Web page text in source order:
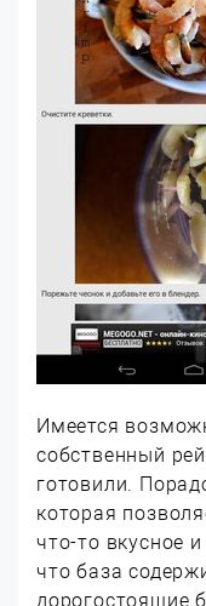
Имеется
собственный
готовили.
которая
что-то вкусное
что база
дорогостоящие